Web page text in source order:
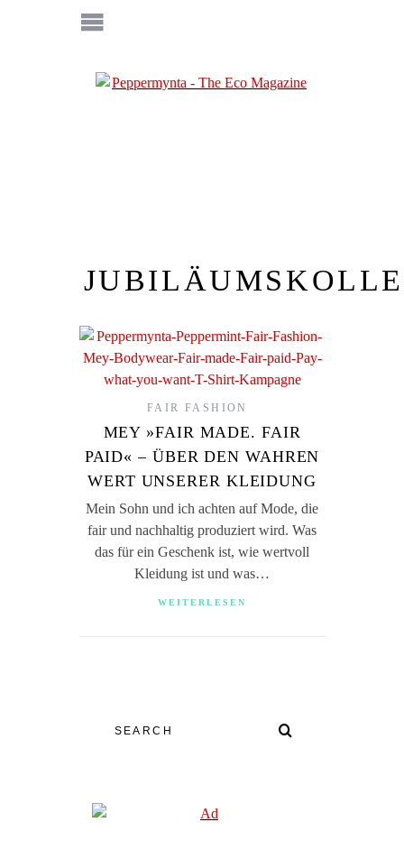
FAIR FASHION
MEY »FAIR MADE. FAIR
PAID« – ÜBER DEN WAHREN
WERT UNSERER KLEIDUNG
Mein Sohn und ich achten auf Mode, die
fair und nachhaltig produziert wird. Was
das für ein Geschenk ist, wie wertvoll
Kleidung ist und was…
WEITERLESEN